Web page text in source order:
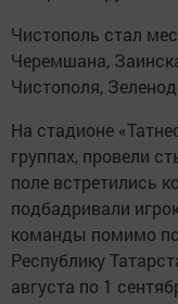
Чистополь стал
Черемшана,
Чистополя,
На стадионе
группах, провели
поле встретились
подбадривали
команды помимо
Республику
августа по 1